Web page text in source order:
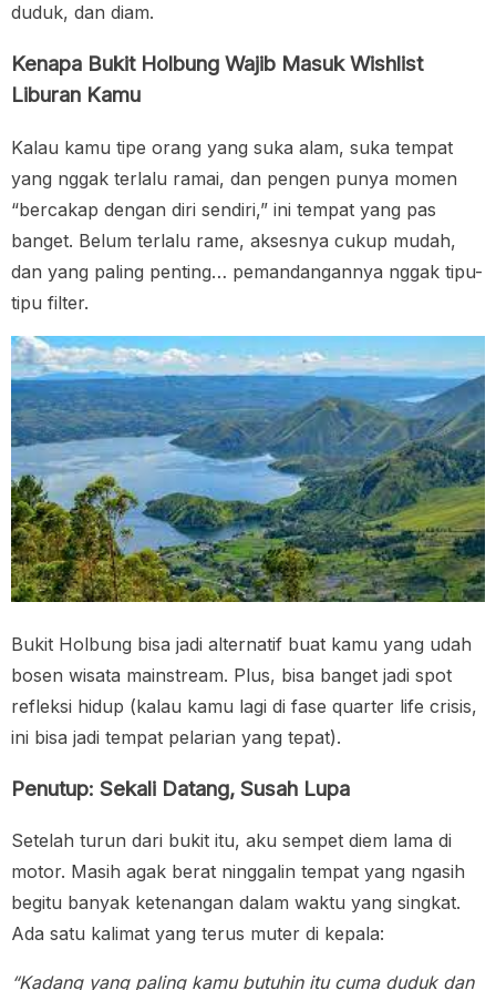
duduk, dan diam.
Kenapa Bukit Holbung Wajib Masuk Wishlist
Liburan Kamu
Kalau kamu tipe orang yang suka alam, suka tempat
yang nggak terlalu ramai, dan pengen punya momen
“bercakap dengan diri sendiri,” ini tempat yang pas
banget. Belum terlalu rame, aksesnya cukup mudah,
dan yang paling penting… pemandangannya nggak tipu-
tipu filter.
Bukit Holbung bisa jadi alternatif buat kamu yang udah
bosen wisata mainstream. Plus, bisa banget jadi spot
refleksi hidup (kalau kamu lagi di fase quarter life crisis,
ini bisa jadi tempat pelarian yang tepat).
Penutup: Sekali Datang, Susah Lupa
Setelah turun dari bukit itu, aku sempet diem lama di
motor. Masih agak berat ninggalin tempat yang ngasih
begitu banyak ketenangan dalam waktu yang singkat.
Ada satu kalimat yang terus muter di kepala:
“Kadang yang paling kamu butuhin itu cuma duduk dan